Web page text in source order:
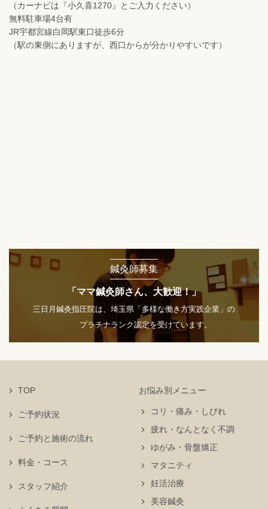
（カーナビは『小久喜1270』とご入力ください）
無料駐車場4台有
JR宇都宮線白岡駅東口徒歩6分
（駅の東側にありますが、西口からが分かりやすいです）
鍼灸師募集
「ママ鍼灸師さん、大歓迎！」
三日月鍼灸指圧院は、埼玉県「多様な働き方実践企業」の
プラチナランク認定を受けています。
TOP
ご予約状況
お悩み別メニュー
コリ・痛み・しびれ
疲れ・なんとなく不調
ゆがみ・骨盤矯正
マタニティ
妊活治療
美容鍼灸
ご予約と施術の流れ
料金・コース
スタッフ紹介